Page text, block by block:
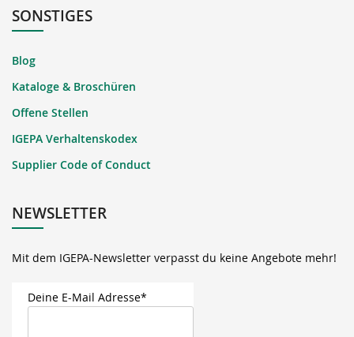
SONSTIGES
Blog
Kataloge & Broschüren
Offene Stellen
IGEPA Verhaltenskodex
Supplier Code of Conduct
NEWSLETTER
Mit dem IGEPA-Newsletter verpasst du keine Angebote mehr!
Deine E-Mail Adresse*